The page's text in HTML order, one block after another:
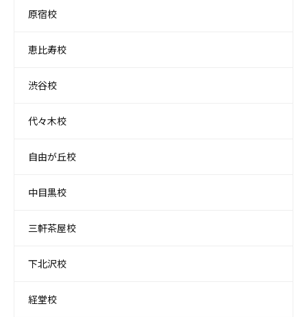
原宿校
恵比寿校
渋谷校
代々木校
自由が丘校
中目黒校
三軒茶屋校
下北沢校
経堂校